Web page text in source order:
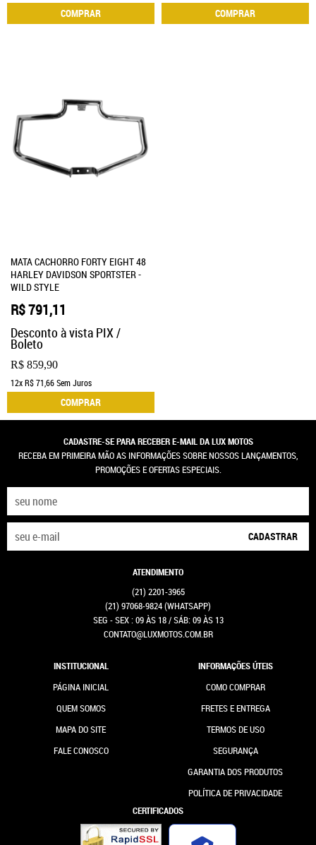
COMPRAR COMPRAR
MATA CACHORRO FORTY EIGHT 48
HARLEY DAVIDSON SPORTSTER -
WILD STYLE
R$ 859,90
R$ 791,11
Desconto à vista PIX /
Boleto
12xR$ 71,66Sem Juros
COMPRAR
CADASTRE-SE PARA RECEBER E-MAIL DA LUX MOTOS
RECEBA EM PRIMEIRA MÃO AS INFORMAÇÕES SOBRE NOSSOS LANÇAMENTOS,
PROMOÇÕES E OFERTAS ESPECIAIS.
CADASTRAR
ATENDIMENTO
(21) 2201-3965
(21) 97068-9824(WHATSAPP)
SEG - SEX : 09 ÀS 18 / SÁB: 09 ÀS 13
CONTATO@LUXMOTOS.COM.BR
INSTITUCIONAL
PÁGINA INICIAL
QUEM SOMOS
MAPA DO SITE
FALE CONOSCO
INFORMAÇÕES ÚTEIS
COMO COMPRAR
FRETES E ENTREGA
TERMOS DE USO
SEGURANÇA
GARANTIA DOS PRODUTOS
POLÍTICA DE PRIVACIDADE
CERTIFICADOS